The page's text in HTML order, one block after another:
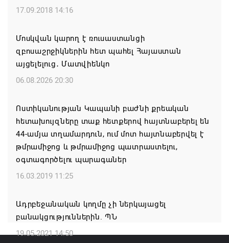
Կաթողիկոսի հայրապետական պատգամը
07.08.2026 19:50
Ժամանակակից Բելառուսին պակասում է այն
կառավարման համակարգը, որը կար խորհրդային
Լուկաշենկոն
07.08.2026 17:16
ՀՀ ԱԱԾ սահմանապահ զորքերի
պատվիրակությունն այցելել է Լիտվայի
Հանրապետություն
Գարեգին Բ-ի և եպիսկոպոսների գործով
դատավորն ինքնաբացարկ է հայտնել
17.09.2018 14:16
Մոսկվան կարող է ռուսաստանցի
զբոսաշրջիկներին հետ պահել Հայաստան
այցելելուց․ Մատվիենկո
06.08.2026 20:30
Ոստիկանության Կապանի բաժնի քրեական
հետախույզները տաք հետքերով հայտնաբերել են
44-ամյա տղամարդուն, ում մոտ հայտնաբերվել է
թմրամիջոց և թմրամիջոց պատրաստելու,
օգտագործելու պարագաներ
16.03.2019 11:25
Ադրբեջանական կողմը չի ներկայացել
բանակցություններին. ՊՆ
19.05.2021 14:50